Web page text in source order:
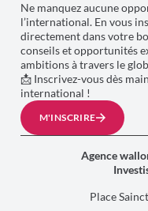
Ne manquez aucune
l’international. En vous
directement dans votre
conseils et opportunités
ambitions à travers le
📩 Inscrivez-vous dès
international !
M'INSCRIRE
Agence
Place